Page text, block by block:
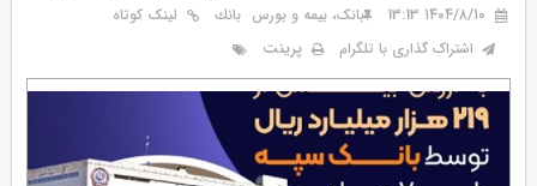
۱۴۰۴/۸/۱۰ 13:13 بانک، بیمه و بورس بانك
لینک کوتاه
اشتراک گذاری با تلگرام
پرینت